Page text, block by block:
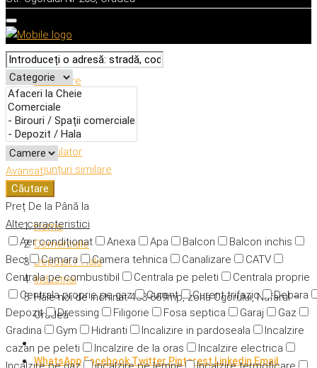
Avansat
Căutare
Preț De la Până la
Alte caracteristici
Aer condiționat
Anexa Apa Balcon
Balcon inchis
Beci
Camara Camera tehnica Canalizare
CATV
Centrala pe combustibil
Centrala pe peleti
Centrala proprie
Centrala proprie pe gaz
Curent Curent trifazic
Debara
Depozit
Dressing Filigorie Fosa septica Garaj
Gaz
Gradina
Gym Hidranti Incalizire in pardoseala
Incalzire
cazan pe peleti
Incalzire de la oras
Incalzire electrica
Descriere
Caracteristici
Adresă
Detalii
Calculator
Anunțuri similare
Home
Comerciale
Depozit / Hala
Industrial
Hale noi de inchiriat 463-669mp, zona Ogorului, Nufarul –
Oradea
WhatsAppFacebook Twitter Pinterest Linkedin Email